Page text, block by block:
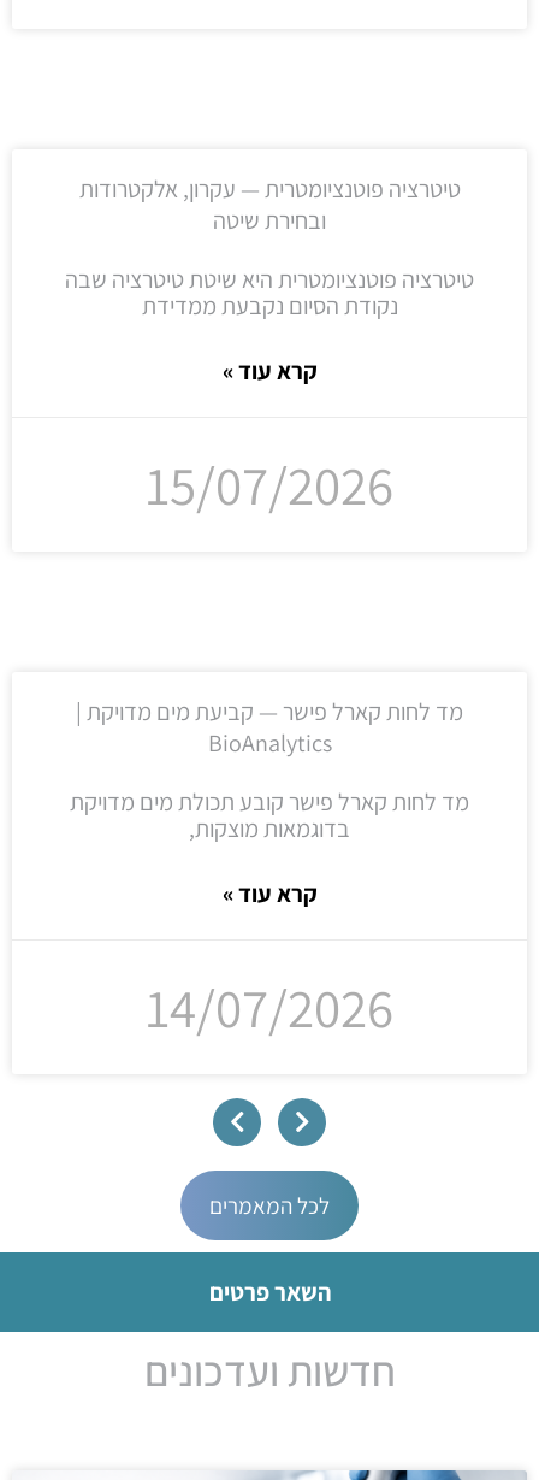
טיטרציה פוטנציומטרית — עקרון, אלקטרודות
ובחירת שיטה
טיטרציה פוטנציומטרית היא שיטת טיטרציה שבה
נקודת הסיום נקבעת ממדידת
קרא עוד »
15/07/2026
מד לחות קארל פישר — קביעת מים מדויקת |
BioAnalytics
מד לחות קארל פישר קובע תכולת מים מדויקת
בדוגמאות מוצקות,
קרא עוד »
14/07/2026
לכל המאמרים
השאר פרטים
חדשות ועדכונים